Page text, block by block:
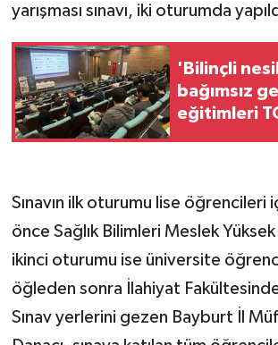
yarışması sınavı, iki oturumda
'Bilinçli
bağımsız
eğitimleri
Sınavın ilk oturumu lise öğrencileri
önce Sağlık Bilimleri Meslek
ikinci oturumu ise üniversite
öğleden sonra İlahiyat
Sınav yerlerini gezen Bayburt İl